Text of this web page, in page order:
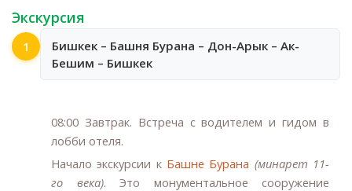
Экскурсия
1
Бишкек – Башня Бурана – Дон-Арык – Ак-
Бешим – Бишкек
08:00 Завтрак. Встреча с водителем и гидом в
лобби отеля.
Начало экскурсии к Башне Бурана (минарет 11-
го века). Это монументальное сооружение